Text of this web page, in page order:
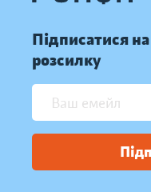
Підписатися
розсилку